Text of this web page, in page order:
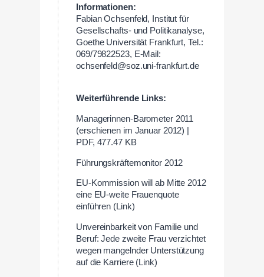
Informationen:
Fabian Ochsenfeld, Institut für
Gesellschafts- und Politikanalyse,
Goethe Universität Frankfurt, Tel.:
069/79822523, E-Mail:
ochsenfeld@soz.uni-frankfurt.de
Weiterführende Links:
Managerinnen-Barometer 2011
(erschienen im Januar 2012) |
PDF, 477.47 KB
Führungskräftemonitor 2012
EU-Kommission will ab Mitte 2012
eine EU-weite Frauenquote
einführen (Link)
Unvereinbarkeit von Familie und
Beruf: Jede zweite Frau verzichtet
wegen mangelnder Unterstützung
auf die Karriere (Link)